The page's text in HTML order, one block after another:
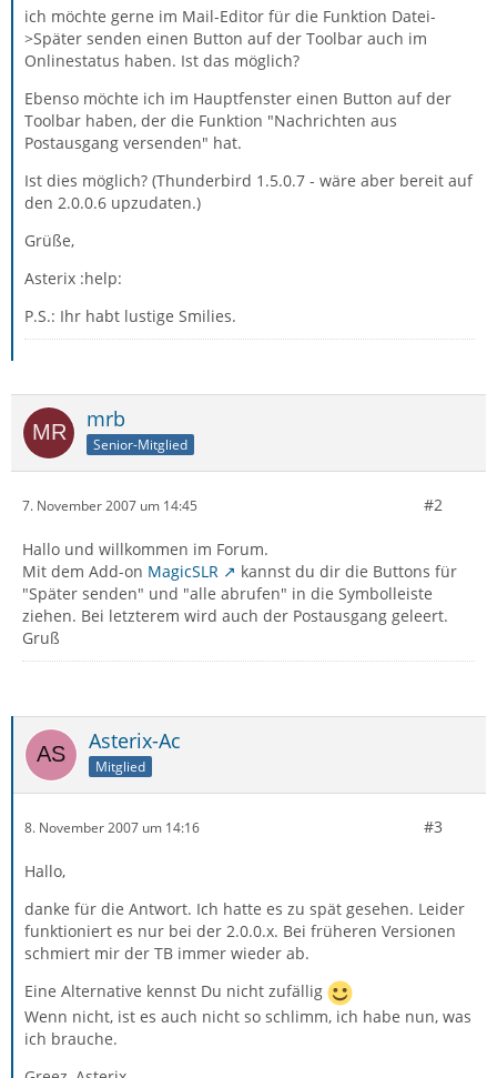
ich möchte gerne im Mail-Editor für die Funktion Datei-
>Später senden einen Button auf der Toolbar auch im
Onlinestatus haben. Ist das möglich?
Ebenso möchte ich im Hauptfenster einen Button auf der
Toolbar haben, der die Funktion "Nachrichten aus
Postausgang versenden" hat.
Ist dies möglich? (Thunderbird 1.5.0.7 - wäre aber bereit auf
den 2.0.0.6 upzudaten.)
Grüße,
Asterix :help:
P.S.: Ihr habt lustige Smilies.
mrb
Senior-Mitglied
7. November 2007 um 14:45 #2
Hallo und willkommen im Forum.
Mit dem Add-on MagicSLR
kannst du dir die Buttons für
"Später senden" und "alle abrufen" in die Symbolleiste
ziehen. Bei letzterem wird auch der Postausgang geleert.
Gruß
Asterix-Ac
Mitglied
8. November 2007 um 14:16 #3
Hallo,
danke für die Antwort. Ich hatte es zu spät gesehen. Leider
funktioniert es nur bei der 2.0.0.x. Bei früheren Versionen
schmiert mir der TB immer wieder ab.
Eine Alternative kennst Du nicht zufällig
Wenn nicht, ist es auch nicht so schlimm, ich habe nun, was
ich brauche.